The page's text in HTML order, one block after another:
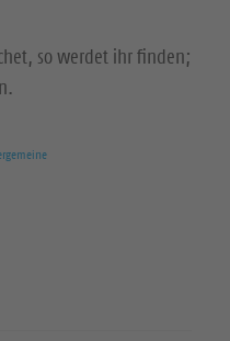
so werdet ihr finden;